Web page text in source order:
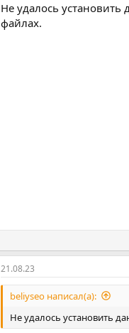
Не удалось
файлах.
21.08.23
beliyseo написал(а):
Не удалось установить